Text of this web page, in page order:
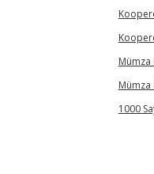
Mümza
Mümza
1000